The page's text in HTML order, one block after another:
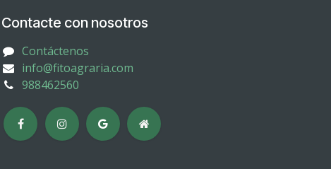
Contacte con nosotros
Contáctenos
info@fitoagraria.com
988462560